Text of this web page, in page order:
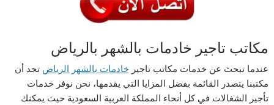
مكاتب تاجير خادمات بالشهر بالرياض
عندما تبحث عن خدمات مكاتب تاجيرخادمات بالشهر الرياض تجد أن
مكتبنا يتصدر القائمة بفضل المزايا التي يقدمها، نحن نوفر خدمات
تأجير الشغالات في كل أنحاء المملكة العربية السعودية حيث يمكنك